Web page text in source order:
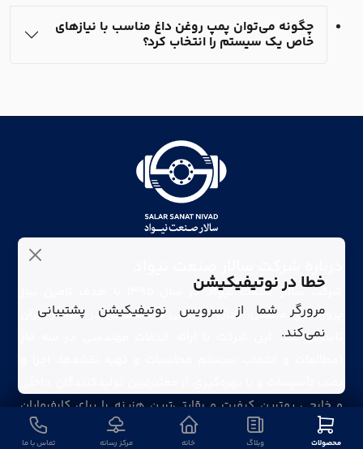
چگونه می‌توان پمپ روغن داغ مناسب با نیازهای
خاص یک سیستم را انتخاب کرد؟
پروژه‌های صنعتی، تجاری، درمانی و مسکونی در سراسر ایران
تاسیس شد. این شرکت با ارائه خدمات مهندسی در سه فاز
و خارجی بهترین کیفیت و رقابتی‌ترین هزینه را برای کارفرمایان
فراهم می‌کند.
خطا در نوتیفیکیشن
مرورگر شما از سرویس نوتیفیکیشن پشتیبانی
نمی‌کند.
محصولات وبلاگ خانه مرکز رسانه تماس با ما